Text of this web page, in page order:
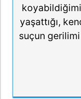
yaşattığı,
suçun